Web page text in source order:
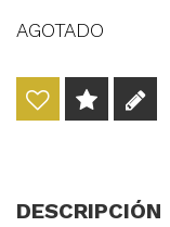
AGOTADO
DESCRIPCIÓN